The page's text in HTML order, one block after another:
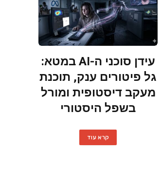
עידן סוכני ה-AI במטא:
גל פיטורים ענק, תוכנת
מעקב דיסטופית ומורל
בשפל היסטורי
קרא עוד